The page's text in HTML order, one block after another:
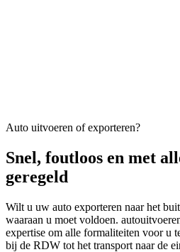
Auto uitvoeren of exporteren?
Snel, foutloos en met
geregeld
Wilt u uw auto exporteren naar het
waaraan u moet voldoen.
expertise om alle formaliteiten voor
bij de RDW tot het transport naar de